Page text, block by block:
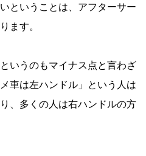
ということは、アフターサー
ます。
いうのもマイナス点と言わざ
車は左ハンドル」という人は
、多くの人は右ハンドルの方